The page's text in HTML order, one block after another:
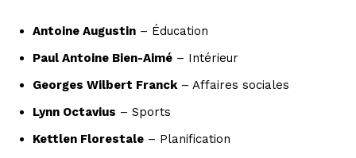
Antoine Augustin – Éducation
Paul Antoine Bien-Aimé – Intérieur
Georges Wilbert Franck– Affaires sociales
Lynn Octavius – Sports
Kettlen Florestale – Planification